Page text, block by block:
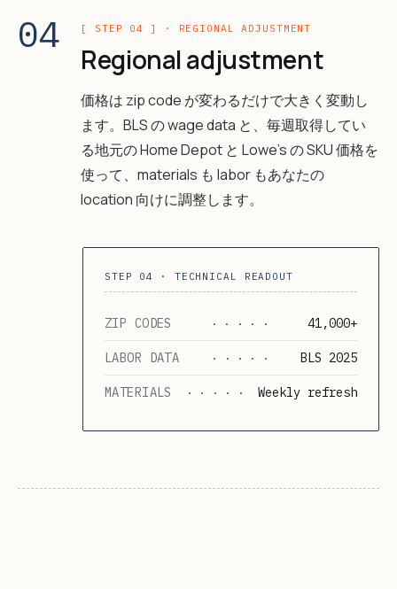
04 [ STEP 04 ] · REGIONAL ADJUSTMENT
Regional adjustment
価格は zip code が変わるだけで大きく変動し
ます。BLS の wage data と、毎週取得してい
る地元の Home Depot と Lowe's の SKU 価格を
使って、materials も labor もあなたの
location 向けに調整します。
STEP 04 · TECHNICAL READOUT
ZIP CODES · · · · · 41,000+
LABOR DATA · · · · · BLS 2025
MATERIALS · · · · · Weekly refresh